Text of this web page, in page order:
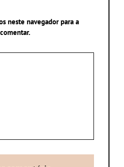
neste navegador para a